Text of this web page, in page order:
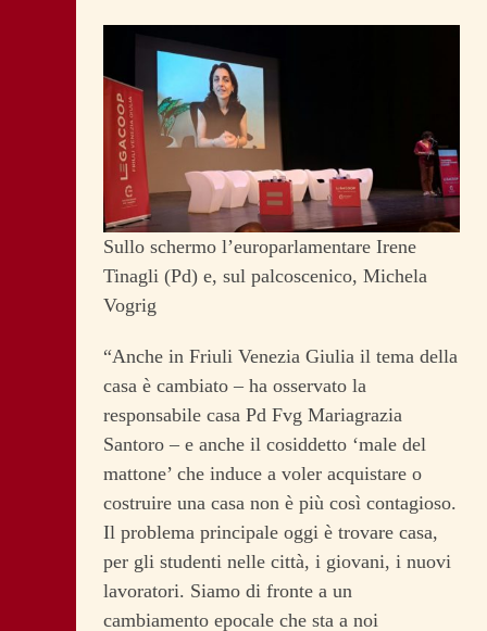
Sullo schermo l’europarlamentare Irene
Tinagli (Pd) e, sul palcoscenico, Michela
Vogrig
“Anche in Friuli Venezia Giulia il tema della
casa è cambiato – ha osservato la
responsabile casa Pd Fvg Mariagrazia
Santoro – e anche il cosiddetto ‘male del
mattone’ che induce a voler acquistare o
costruire una casa non è più così contagioso.
Il problema principale oggi è trovare casa,
per gli studenti nelle città, i giovani, i nuovi
lavoratori. Siamo di fronte a un
cambiamento epocale che sta a noi